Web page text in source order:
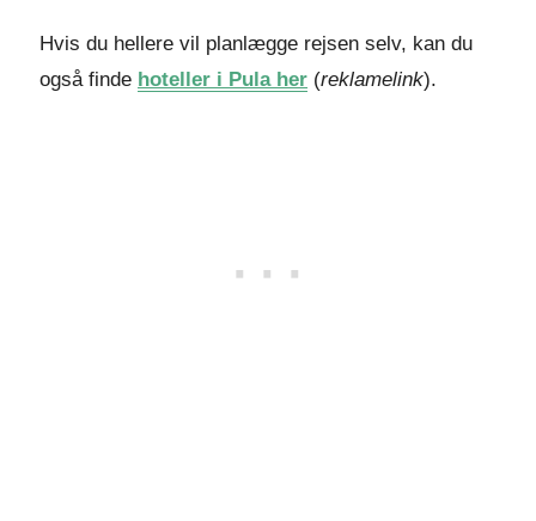
Hvis du hellere vil planlægge rejsen selv, kan du
også finde hoteller i Pula her (reklamelink).